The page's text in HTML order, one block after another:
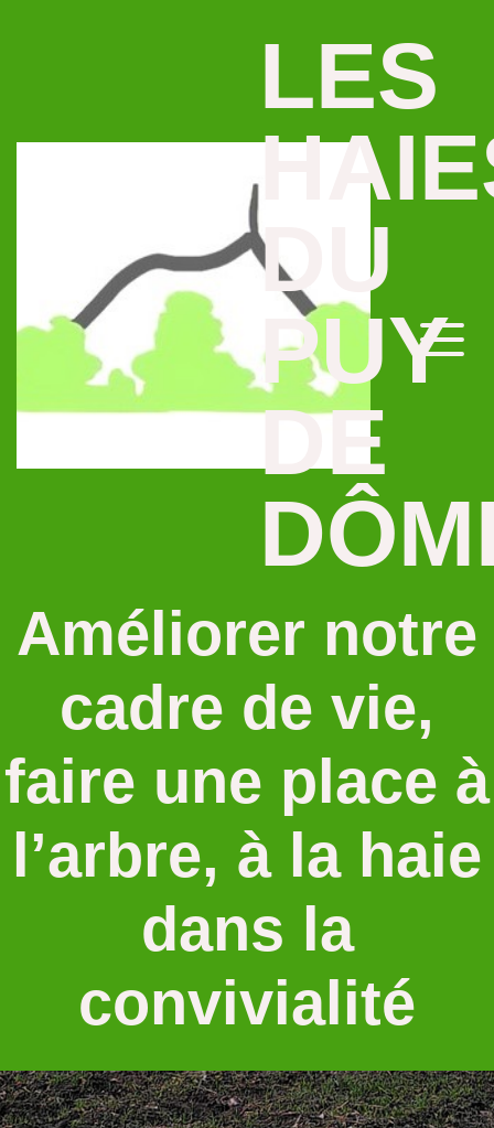
LES
DU
PUY
DE
Améliorer notre
cadre de vie,
faire une place à
l’arbre, à la haie
dans la
convivialité
Adhésion,
questions,
conseils,
commande
groupée